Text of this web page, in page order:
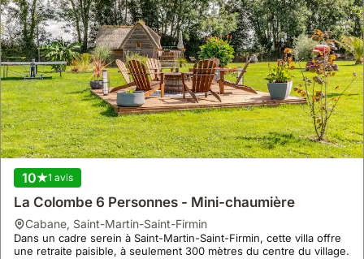
10 1 avis
La Colombe 6 Personnes - Mini-chaumière
cabane, Saint-Martin-Saint-Firmin
Dans un cadre serein à Saint-Martin-Saint-Firmin, cette villa offre
une retraite paisible, à seulement 300 mètres du centre du village.